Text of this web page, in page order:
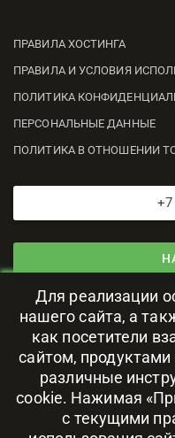
ПРАВИЛА ХОСТИНГА
ПРАВИЛА И УСЛОВИЯ
ПОЛИТИКА
ПЕРСОНАЛЬНЫЕ ДАННЫЕ
ПОЛИТИКА В ОТНОШЕНИИ
+7
ЦОД В РОССИИ
111024, г. Москва, ул.
Для реализации
нашего сайта, а
как посетители
сайтом,
различные
cookie. Нажимая
с текущими